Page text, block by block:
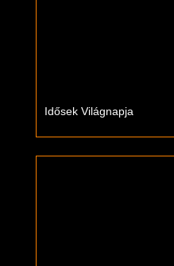
Idősek Világnapja